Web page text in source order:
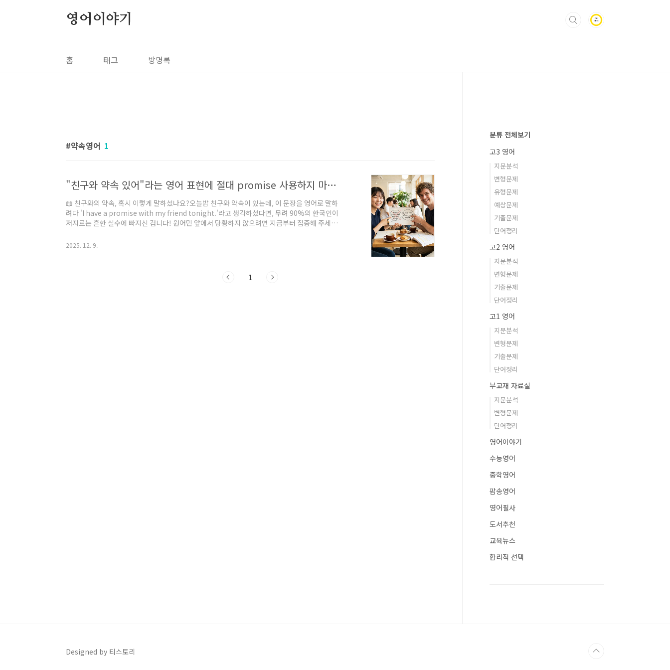
영어이야기
홈 태그 방명록
약속영어 1
"친구와 약속 있어"라는 영어 표현에 절대 promise 사용하지 마세요.
📖 친구와의 약속, 혹시 이렇게 말하셨나요?오늘밤 친구와 약속이 있는데, 이 문장을 영어로 말하
려다 'I have a promise with my friend tonight.'라고 생각하셨다면, 무려 90%의 한국인이
저지르는 흔한 실수에 빠지신 겁니다! 원어민 앞에서 당황하지 않으려면 지금부터 집중해 주세요.
고 '오늘밤 친구와 약속 있어'를 자연스럽게 표현하는 방법은 무엇인지 상세히 알려드리겠습니다.
2025. 12. 9.
1
분류 전체보기
고3 영어
지문분석
변형문제
유형문제
예상문제
기출문제
단어정리
고2 영어
지문분석
변형문제
기출문제
단어정리
고1 영어
지문분석
변형문제
기출문제
단어정리
부교재 자료실
지문분석
변형문제
단어정리
영어이야기
수능영어
중학영어
팝송영어
영어필사
도서추천
교육뉴스
합리적 선택
Designed by 티스토리